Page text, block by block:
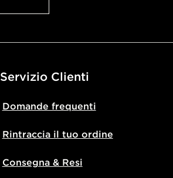
Servizio Clienti
Domande frequenti
Rintraccia il tuo ordine
Consegna & Resi